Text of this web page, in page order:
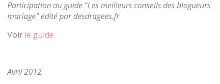
Participation au guide "Les meilleurs conseils des blogueurs
mariage" édité par desdragees.fr
Voir le guide
Avril 2012